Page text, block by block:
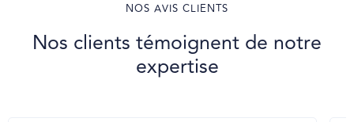
NOS AVIS CLIENTS
Nos clients témoignent de notre
expertise